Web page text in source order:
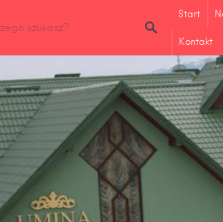
Polecane Przez Nas
Wszystkie Obiekty
Wszystkie Obiekty
Start
Kontakt